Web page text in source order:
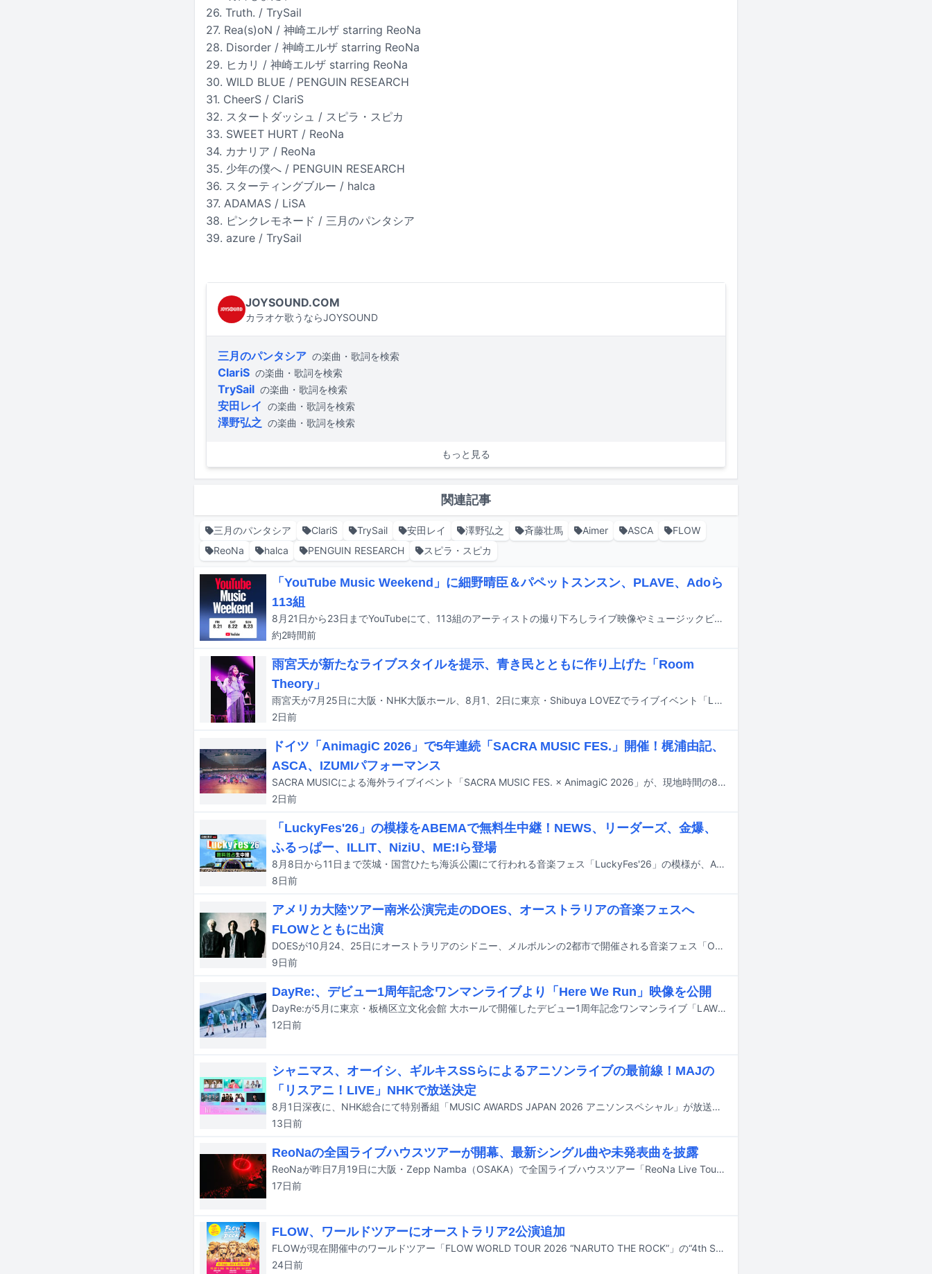
26. Truth. / TrySail
27. Rea(s)oN / 神崎エルザ starring ReoNa
28. Disorder / 神崎エルザ starring ReoNa
29. ヒカリ / 神崎エルザ starring ReoNa
30. WILD BLUE / PENGUIN RESEARCH
31. CheerS / ClariS
32. スタートダッシュ / スピラ・スピカ
33. SWEET HURT / ReoNa
34. カナリア / ReoNa
35. 少年の僕へ / PENGUIN RESEARCH
36. スターティングブルー / halca
37. ADAMAS / LiSA
38. ピンクレモネード / 三月のパンタシア
39. azure / TrySail
JOYSOUND.COM
カラオケ歌うならJOYSOUND
三月のパンタシア の楽曲・歌詞を検索
ClariS の楽曲・歌詞を検索
TrySail の楽曲・歌詞を検索
安田レイ の楽曲・歌詞を検索
澤野弘之 の楽曲・歌詞を検索
もっと見る
関連記事
三月のパンタシア ClariS TrySail 安田レイ 澤野弘之 斉藤壮馬 Aimer ASCA
FLOW
ReoNa
halca PENGUIN RESEARCH スピラ・スピカ
「YouTube Music Weekend」に細野晴臣＆パペットスンスン、PLAVE、Adoら
113組
8月21日から23日までYouTubeにて、113組のアーティストの撮り下ろしライブ映像やミュージックビデオなどを一気にライブ配信またはプレミア公開するイベント「YouTube Music Weekend 12.0」が開催される。
約2時間前
雨宮天が新たなライブスタイルを提示、青き民とともに作り上げた「Room
Theory」
雨宮天が7月25日に大阪・NHK大阪ホール、8月1、2日に東京・Shibuya LOVEZでライブイベント「LAWSON presents 雨宮天 Live Event 2026 -Room Theory-」を開催した。この記事では東京公演の1日目の模様をレポートする。
2日前
ドイツ「AnimagiC 2026」で5年連続「SACRA MUSIC FES.」開催！梶浦由記、
ASCA、IZUMIパフォーマンス
SACRA MUSICによる海外ライブイベント「SACRA MUSIC FES. × AnimagiC 2026」が、現地時間の8月1日にドイツ・マンハイムのCongress Center Rosengartenで開催された。
2日前
「LuckyFes'26」の模様をABEMAで無料生中継！NEWS、リーダーズ、金爆、
ふるっぱー、ILLIT、NiziU、ME:Iら登場
8月8日から11日まで茨城・国営ひたち海浜公園にて行われる音楽フェス「LuckyFes'26」の模様が、ABEMAにて無料で生中継される。
8日前
アメリカ大陸ツアー南米公演完走のDOES、オーストラリアの音楽フェスへ
FLOWとともに出演
DOESが10月24、25日にオーストラリアのシドニー、メルボルンの2都市で開催される音楽フェス「Ongaku Music Festival 2026」に出演する。
9日前
DayRe:、デビュー1周年記念ワンマンライブより「Here We Run」映像を公開
DayRe:が5月に東京・板橋区立文化会館 大ホールで開催したデビュー1周年記念ワンマンライブ「LAWSON presents DayRe: 1st Anniversary Live - Page:366 -」より、「Here We Run」の映像がYouTubeで公開された。
12日前
シャニマス、オーイシ、ギルキスSSらによるアニソンライブの最前線！MAJの
「リスアニ！LIVE」NHKで放送決定
8月1日深夜に、NHK総合にて特別番組「MUSIC AWARDS JAPAN 2026 アニソンスペシャル」が放送されることが決定した。
13日前
ReoNaの全国ライブハウスツアーが開幕、最新シングル曲や未発表曲を披露
ReoNaが昨日7月19日に大阪・Zepp Namba（OSAKA）で全国ライブハウスツアー「ReoNa Live Tour 2026 “De:TOUR -動脈-”」をスタートさせた。
17日前
FLOW、ワールドツアーにオーストラリア2公演追加
FLOWが現在開催中のワールドツアー「FLOW WORLD TOUR 2026 “NARUTO THE ROCK”」の“4th Stage”にオーストラリアでの2公演が追加された。
24日前